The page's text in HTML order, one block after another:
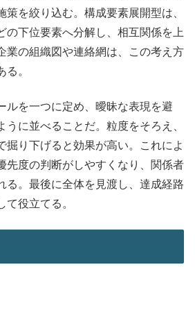
策を絞り込む。構成要素展開型は、
の下位要素へ分解し、相互関係を上
業の組織図や連絡網は、この考え方
。
ルを一つに定め、曖昧な表現を避
うに並べることだ。粒度をそろえ、
掘り下げると効果が高い。これによ
先度の判断がしやすくなり、関係者
る。最後に全体を見渡し、達成経路
て役立てる。